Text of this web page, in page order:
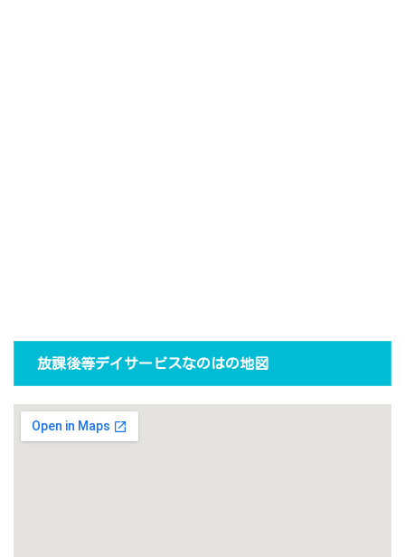
放課後等デイサービスなのはの地図